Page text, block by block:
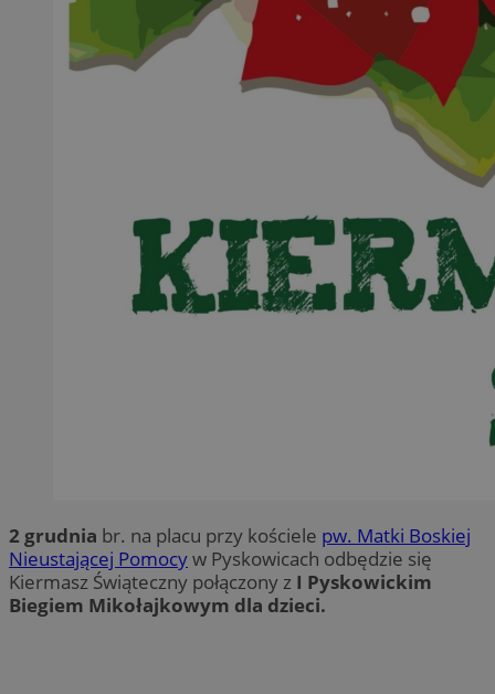
2 grudnia br. na placu przy kościele pw. Matki Boskiej
Nieustającej Pomocyw Pyskowicach odbędzie się
Kiermasz Świąteczny połączony z I Pyskowickim
Biegiem Mikołajkowym dla dzieci.